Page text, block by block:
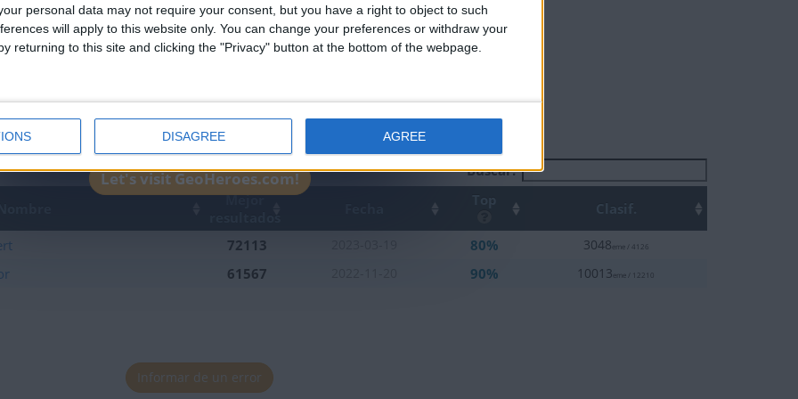
personal data may not require your consent, but you have a right to object to such
will apply to this website only. You can change your preferences or withdraw your
returning to this site and clicking the "Privacy" button at the bottom of the webpage.
DISAGREE AGREE
Buscar:
Mejor
Top Clasif.
72113 80% 3048eme / 4126
61567 90% 10013eme / 12210
Informar de un error
Let's visit GeoHeroes.com!